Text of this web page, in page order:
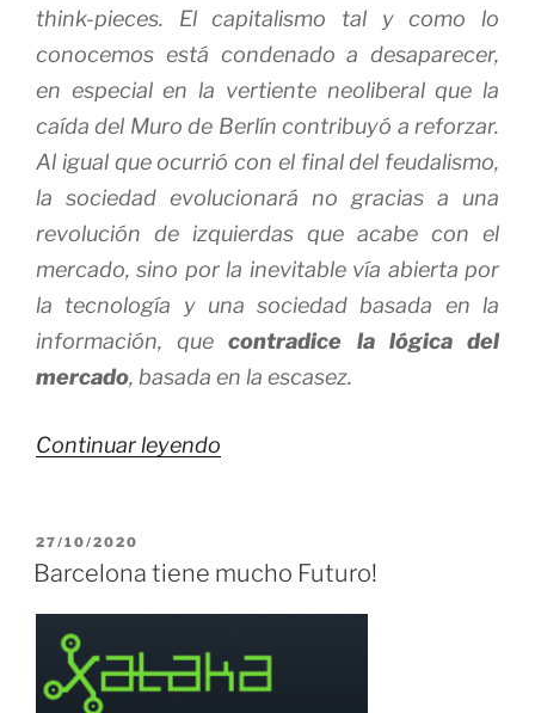
think-pieces. El capitalismo tal y como lo
conocemos está condenado a desaparecer,
en especial en la vertiente neoliberal que la
caída del Muro de Berlín contribuyó a reforzar.
Al igual que ocurrió con el final del feudalismo,
la sociedad evolucionará no gracias a una
revolución de izquierdas que acabe con el
mercado, sino por la inevitable vía abierta por
la tecnología y una sociedad basada en la
información, quecontradice la lógica del
mercado, basada en la escasez.
Continuar leyendo
Capitalísmo?»
PUBLICADO
EL
27/10/2020
Barcelona tiene mucho Futuro!